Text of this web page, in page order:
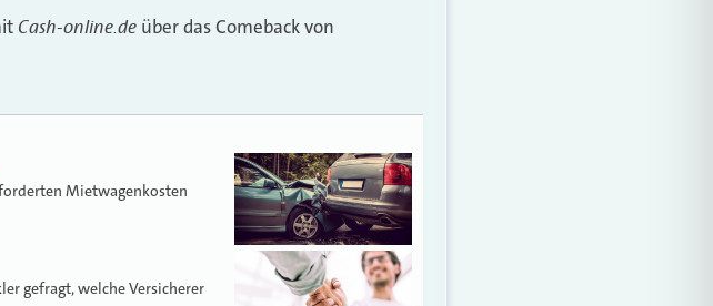
Cash-online.de über das Comeback von
Mietwagenkosten
gefragt, welche Versicherer